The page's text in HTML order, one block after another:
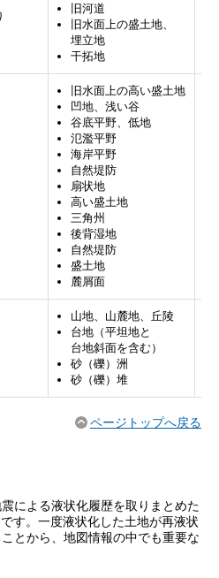
旧河道
旧水面上の盛土地、
埋立地
干拓地
旧水面上の高い盛土地
凹地、浅い谷
谷底平野、低地
氾濫平野
海岸平野
自然堤防
扇状地
高い盛土地
三角州
後背湿地
自然堤防
盛土地
麓屑面
山地、山麓地、丘陵
台地（平坦地と
台地斜面を含む）
砂（礫）洲
砂（礫）堆
ページトップへ戻る
による液状化履歴を取りまとめた
す。一度液状化した土地が再液状
とから、地図情報の中でも重要な